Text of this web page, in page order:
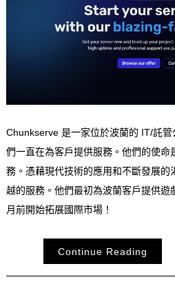
Chunkserve 是一家位於波蘭的 IT/託管
們一直在為客戶提供服務。他們的使命
務。憑藉現代技術的應用和不斷發展
越的服務。他們最初為波蘭客戶提供遊
月前開始拓展國際市場！
Continue Reading